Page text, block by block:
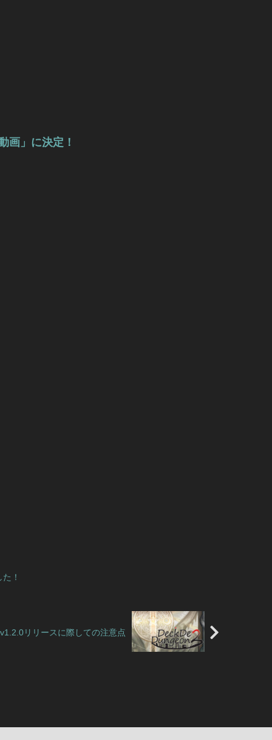
画」に決定！
！
リリースに際しての注意点